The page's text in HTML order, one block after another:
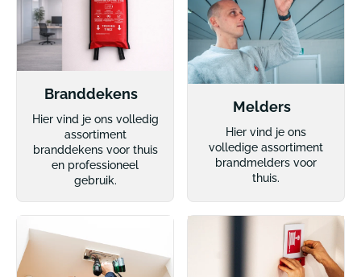
Branddekens
Hier vind je ons volledig
assortiment
branddekens voor thuis
en professioneel
gebruik.
Melders
Hier vind je ons
volledige assortiment
brandmelders voor
thuis.